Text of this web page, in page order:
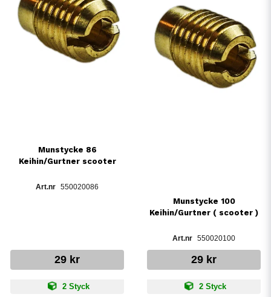
Munstycke 86
Keihin/Gurtner scooter
550020086
29 kr
2 Styck
Munstycke 100
Keihin/Gurtner ( scooter )
550020100
29 kr
2 Styck